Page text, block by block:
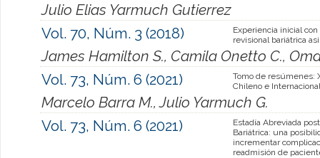
Julio Elias Yarmuch Gutierrez
Vol. 70, Núm. 3 (2018)
Experiencia inicial
revisional bariátrica
James Hamilton S., Camila Onetto C.,
Vol. 73, Núm. 6 (2021)
Tomo de resúmenes:
Chileno e
Marcelo Barra M., Julio Yarmuch G.
Vol. 73, Núm. 6 (2021)
Estadía Abreviada
Bariátrica: una
incrementar
readmisión de